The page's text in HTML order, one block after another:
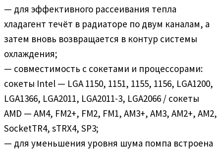
— для эффективного рассеивания тепла
хладагент течёт в радиаторе по двум каналам, а
затем вновь возвращается в контур системы
охлаждения;
— совместимость с сокетами и процессорами:
сокеты Intel — LGA 1150, 1151, 1155, 1156, LGA1200,
LGA1366, LGA2011, LGA2011-3, LGA2066 / сокеты
AMD — AM4, FM2+, FM2, FM1, AM3+, AM3, AM2+, AM2,
SocketTR4, sTRX4, SP3;
— для уменьшения уровня шума помпа встроена